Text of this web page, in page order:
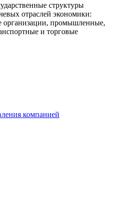
структуры
отраслей экономики:
организации, промышленные,
и торговые
компанией